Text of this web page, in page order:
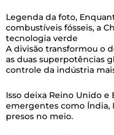
Legenda da foto,
combustíveis fósseis, a
tecnologia verde
A divisão transformou o
as duas superpotências
controle da indústria
Isso deixa Reino Unido
emergentes como Índia,
presos no meio.